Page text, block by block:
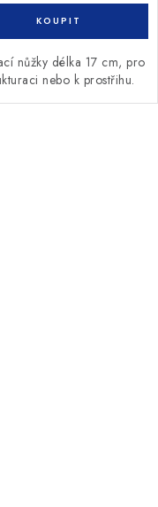
nůžky délka 17 cm, pro
nebo k prostřihu.